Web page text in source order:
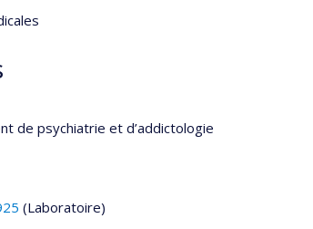
de psychiatrie et d’addictologie
(Laboratoire)